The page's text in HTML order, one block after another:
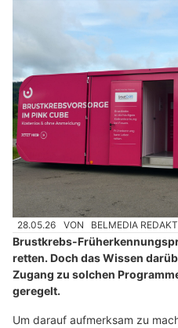
28.05.26 VON BELMEDIA
Brustkrebs-
retten. Doch das Wissen
Zugang zu solchen
geregelt.
Um darauf aufmerksam zu